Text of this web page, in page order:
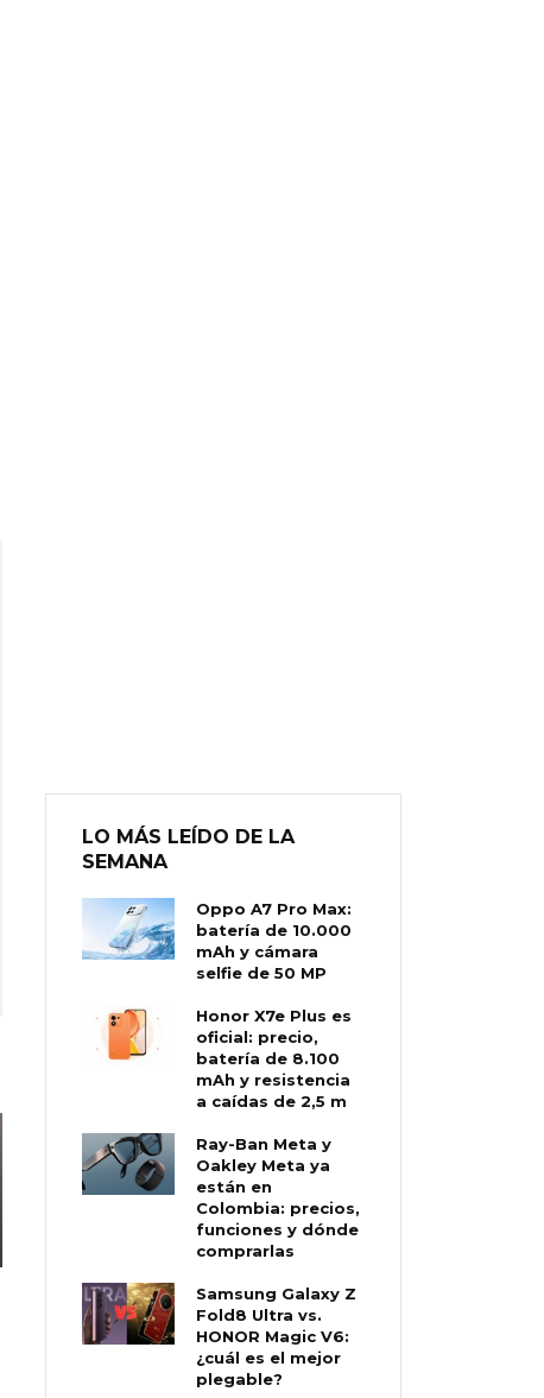
LO MÁS LEÍDO DE LA
SEMANA
Oppo A7 Pro Max:
batería de 10.000
mAh y cámara
selfie de 50 MP
Honor X7e Plus es
oficial: precio,
batería de 8.100
mAh y resistencia
a caídas de 2,5 m
Ray-Ban Meta y
Oakley Meta ya
están en
Colombia: precios,
funciones y dónde
comprarlas
Samsung Galaxy Z
Fold8 Ultra vs.
HONOR Magic V6:
¿cuál es el mejor
plegable?